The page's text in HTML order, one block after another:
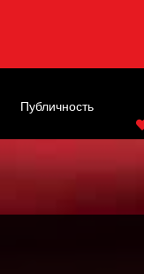
Публичность